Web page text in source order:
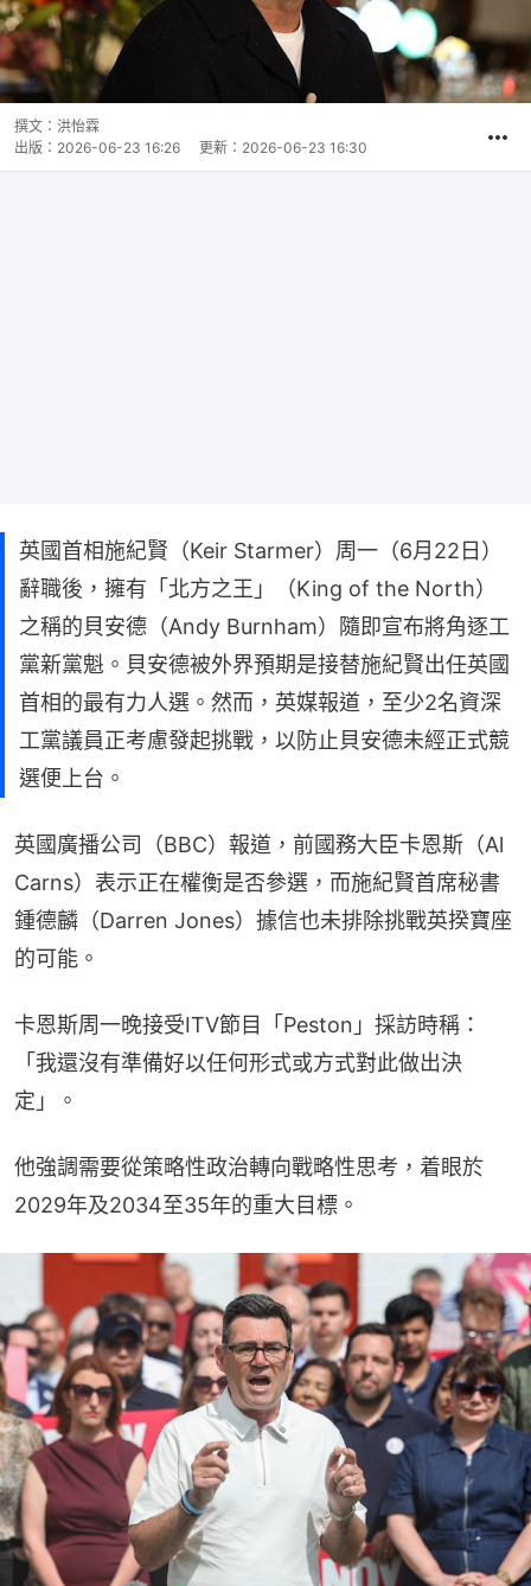
撰文： 洪怡霖
出版： 2026-06-23 16:26 更新： 2026-06-23 16:30
英國首相施紀賢（Keir Starmer）周一（6月22日）
辭職後，擁有「北方之王」（King of the North）
之稱的貝安德（Andy Burnham）隨即宣布將角逐工
黨新黨魁。貝安德被外界預期是接替施紀賢出任英國
首相的最有力人選。然而，英媒報道，至少2名資深
工黨議員正考慮發起挑戰，以防止貝安德未經正式競
選便上台。
英國廣播公司（BBC）報道，前國務大臣卡恩斯（Al
Carns）表示正在權衡是否參選，而施紀賢首席秘書
鍾德麟（Darren Jones）據信也未排除挑戰英揆寶座
的可能。
卡恩斯周一晚接受ITV節目「Peston」採訪時稱：
「我還沒有準備好以任何形式或方式對此做出決
定」。
他強調需要從策略性政治轉向戰略性思考，着眼於
2029年及2034至35年的重大目標。